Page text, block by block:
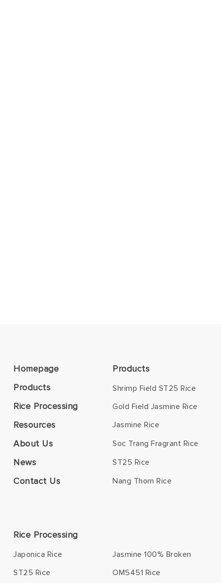
Homepage
Products
Rice Processing
Resources
About Us
News
Contact Us
Products
Shrimp Field ST25 Rice
Gold Field Jasmine Rice
Jasmine Rice
Soc Trang Fragrant Rice
ST25 Rice
Nang Thom Rice
Rice Processing
Japonica Rice
ST25 Rice
Jasmine 100% Broken
OM5451 Rice